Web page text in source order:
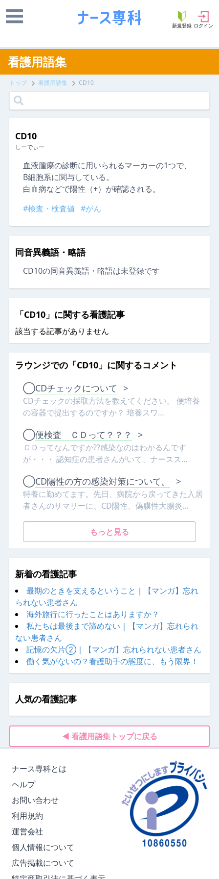
新規登録 ログイン
看護用語集
トップ 看護用語集 CD10
CD10
しーでぃー
血液腫瘍の診断に用いられるマーカーの1つで、
B細胞系に関与している。
白血病などで陽性（+）が確認される。
#検査・検査値 #がん
同音異義語・略語
CD10の同音異義語・略語は未登録です
「CD10」に関する看護記事
該当する記事がありません
ラウンジでの「CD10」に関するコメント
◯CDチェックについて >
CDチェックの採取方法を教えてください。 便培養
の容器で提出するのですか？ 培養スワ…
◯便検査 ＣＤって？？？ >
ＣＤってなんですか??感染なのはわかるんです
が・・・ 認知症の患者さんがいて、ナースス…
◯CD陽性の方の感染対策について。 >
特養に勤めてます。先日、病院から戻ってきた入居
者さんのサマリーに、CD陽性、偽膜性大腸炎…
もっと見る
新着の看護記事
最期のときを支えるということ｜【マンガ】忘れ
られない患者さん
海外旅行に行ったことはありますか？
私たちは最後まで諦めない｜【マンガ】忘れられ
ない患者さん
記憶の欠片②｜【マンガ】忘れられない患者さん
働く気がないの？看護助手の態度に、もう限界！
人気の看護記事
◀ 看護用語集トップに戻る
ナース専科とは
ヘルプ
お問い合わせ
利用規約
運営会社
個人情報について
広告掲載について